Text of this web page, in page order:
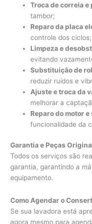
Troca de correia e
tambor;
Reparo da placa
controle dos ciclos;
Limpeza e
evitando
Substituição de
reduzir ruídos e
Ajuste e troca da
melhorar a
Reparo do motor
funcionalidade da
Garantia e Peças
Todos os serviços são
garantia, garantindo a
equipamento.
Como Agendar o
Se sua lavadora está
agora mesmo para